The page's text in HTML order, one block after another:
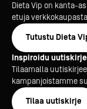
Dieta Vip on kanta-
etuja
Tutustu Dieta
Inspiroidu
Tilaamalla
kampanjoistamme
Tilaa uutiskirje